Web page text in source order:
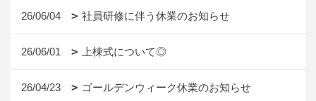
26/06/04 社員研修に伴う休業のお知らせ
26/06/01 上棟式について◎
26/04/23 ゴールデンウィーク休業のお知らせ